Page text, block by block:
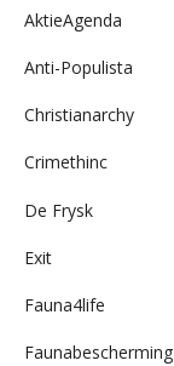
AktieAgenda
Anti-Populista
Christianarchy
Crimethinc
De Frysk
Exit
Fauna4life
Faunabescherming